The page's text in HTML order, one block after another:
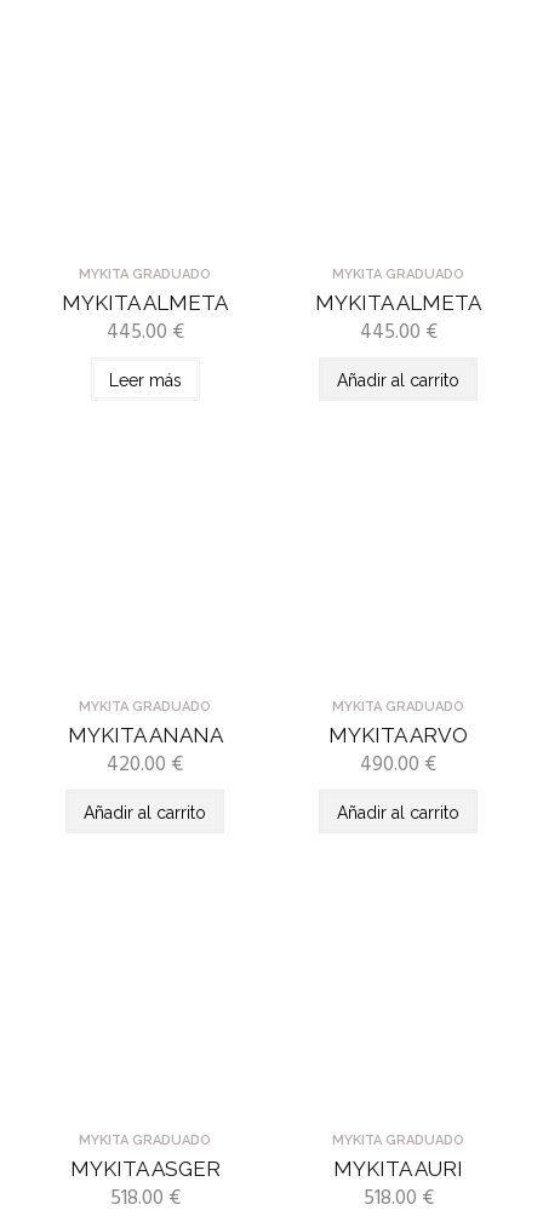
MYKITA GRADUADO
MYKITA ALMETA
445.00 €
Leer más
MYKITA GRADUADO
MYKITA ALMETA
445.00 €
Añadir al carrito
MYKITA GRADUADO
MYKITA ANANA
420.00 €
Añadir al carrito
MYKITA GRADUADO
MYKITA ARVO
490.00 €
Añadir al carrito
MYKITA GRADUADO
MYKITA ASGER
518.00 €
MYKITA GRADUADO
MYKITA AURI
518.00 €